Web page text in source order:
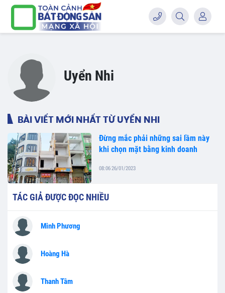
Uyển Nhi
BÀI VIẾT MỚI NHẤT TỪ UYỂN NHI
Đừng mắc phải những sai lầm này
khi chọn mặt bằng kinh doanh
08:06 26/01/2023
TÁC GIẢ ĐƯỢC ĐỌC NHIỀU
Minh Phương
Hoàng Hà
Thanh Tâm